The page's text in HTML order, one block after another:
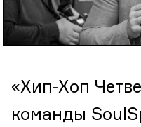
«Хип-Хоп
команды